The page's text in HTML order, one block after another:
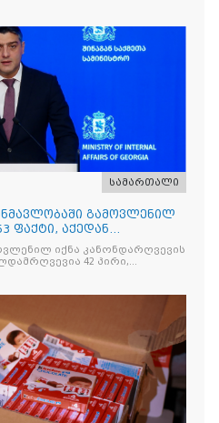
სამართალი
გამოვლენილ
ფაქტი, აქედან
იქნა კანონდარღვევის
42 პირი,